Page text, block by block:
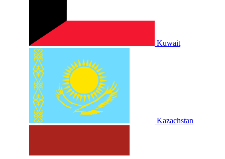
Kuwait
Kazachstan